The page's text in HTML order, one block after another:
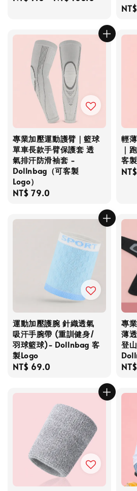
專業加壓運動護臂｜籃球
單車長款手臂保護套 透
氣排汗防滑袖套 -
Dollnbag（可客製
Logo）
Regular
NT$ 79.0
輕
｜
客
運動加壓護腕 針織透氣
吸汗手腕帶 (重訓健身/
羽球籃球)- Dollnbag 客
製Logo
Regular
NT$ 69.0
專
薄
登